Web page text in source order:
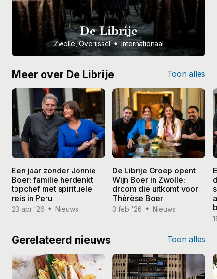
De Librije
Zwolle, Overijssel Internationaal
Meer over De Librije Toon alles
Een jaar zonder Jonnie
Boer: familie herdenkt
topchef met spirituele
reis in Peru
23 apr '26 Nieuws
De Librije Groep opent
Wijn Boer in Zwolle:
droom die uitkomt voor
Thérèse Boer
3 feb '26 Nieuws
Gerelateerd nieuws Toon alles